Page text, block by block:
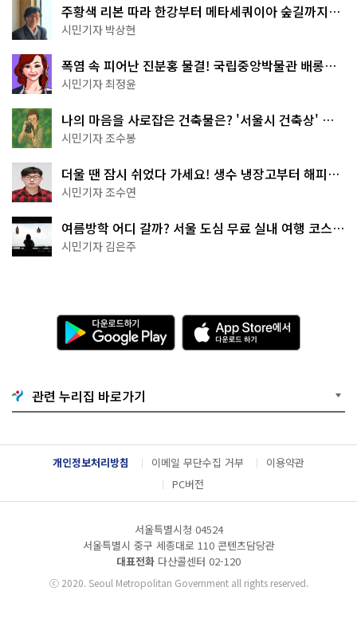
주황색 리본 따라 한강부터 메타세쿼이아 숲길까지…
서울둘레길 15코스
시민기자 박상현
폭염 속 피어난 진분홍 물결! 국립중앙박물관 배롱나
무 명소
시민기자 최정윤
나의 마음을 사로잡은 건축물은? '서울시 건축상' 수
상작 공개!
시민기자 조수봉
더울 땐 잠시 쉬었다 가세요! 생수 냉장고부터 해피소
·무더위쉼터까지
시민기자 조수연
여름방학 어디 갈까? 서울 도심 무료 실내 여행 코스
추천
시민기자 김은주
다
운
로
기
G
o
g
l
e
A
p
p
e
서
다
운
관련 누리집 바로가기
개인정보처리방침 이메일 무단수집 거부
이용약관
PC버전
서울특별시청 04524
서울특별시 중구 세종대로 110 콘텐츠담당관
대표전화 다산콜센터 02-120
ⓒ2020. Seoul Metropolitan Government all rights reserved.